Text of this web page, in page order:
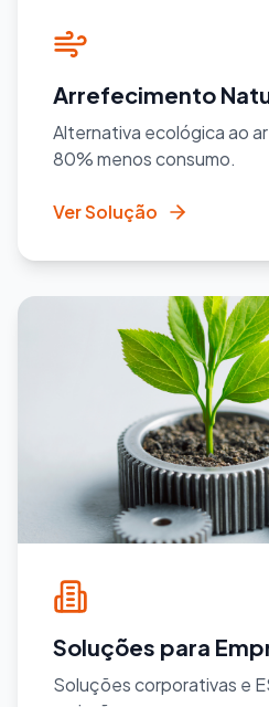
Arrefecimento
Alternativa ecológica ao
80% menos consumo.
Ver Solução
Soluções para
Soluções corporativas e